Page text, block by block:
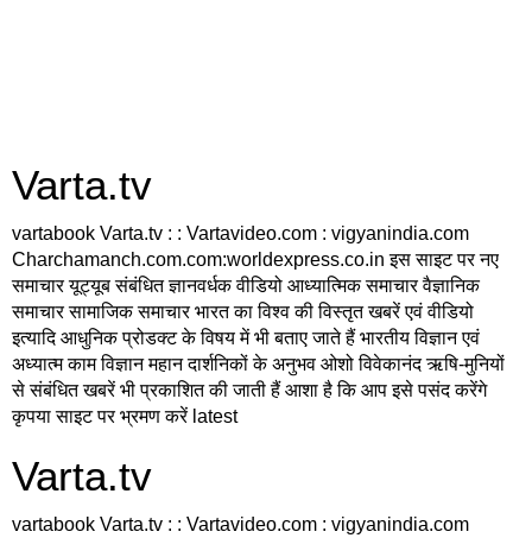
Varta.tv
vartabook Varta.tv : : Vartavideo.com : vigyanindia.com
Charchamanch.com.com:worldexpress.co.in इस साइट पर नए
समाचार यूट्यूब संबंधित ज्ञानवर्धक वीडियो आध्यात्मिक समाचार वैज्ञानिक
समाचार सामाजिक समाचार भारत का विश्व की विस्तृत खबरें एवं वीडियो
इत्यादि आधुनिक प्रोडक्ट के विषय में भी बताए जाते हैं भारतीय विज्ञान एवं
अध्यात्म काम विज्ञान महान दार्शनिकों के अनुभव ओशो विवेकानंद ऋषि-मुनियों
से संबंधित खबरें भी प्रकाशित की जाती हैं आशा है कि आप इसे पसंद करेंगे
कृपया साइट पर भ्रमण करें latest
Varta.tv
vartabook Varta.tv : : Vartavideo.com : vigyanindia.com